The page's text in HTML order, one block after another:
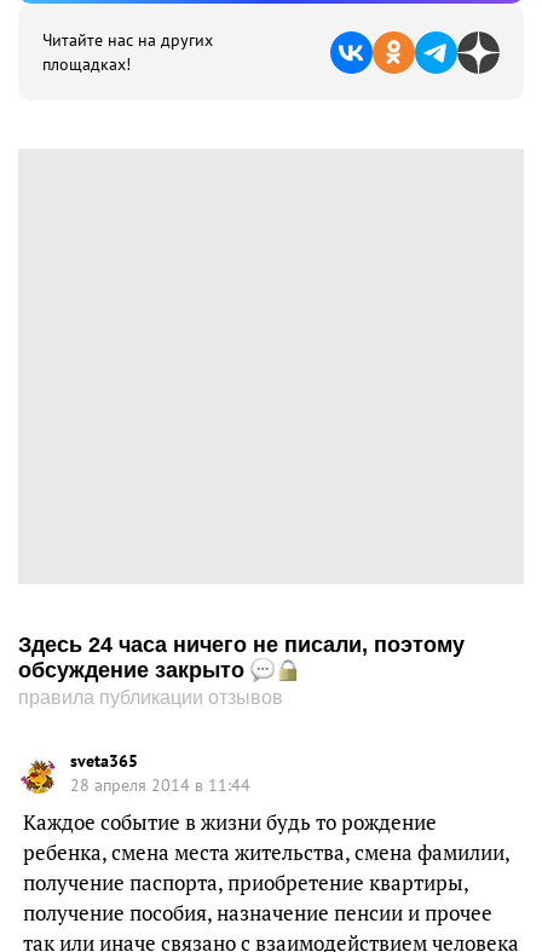
Читайте нас на других
площадках!
Здесь 24 часа ничего не писали, поэтому
обсуждение закрыто
правила публикации отзывов
sveta365
28 апреля 2014 в 11:44
Каждое событие в жизни будь то рождение
ребенка, смена места жительства, смена фамилии,
получение паспорта, приобретение квартиры,
получение пособия, назначение пенсии и прочее
так или иначе связано с взаимодействием человека